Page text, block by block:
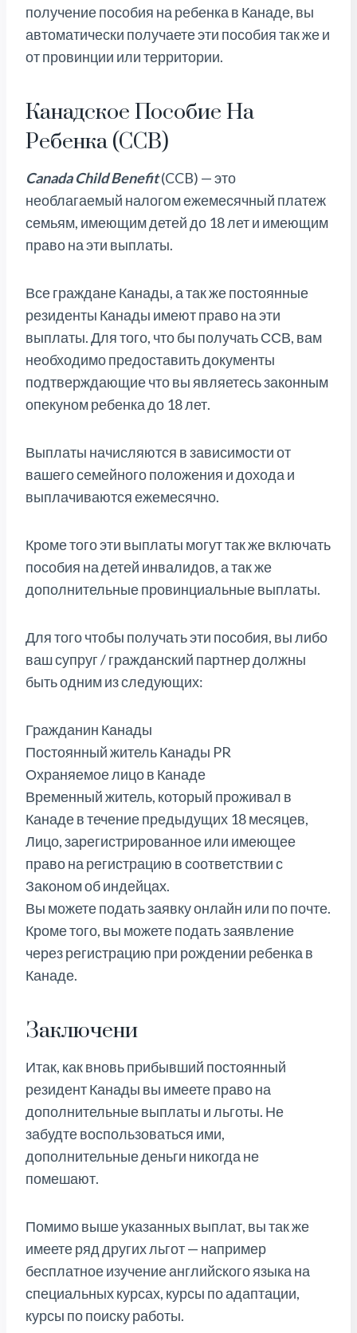
получение пособия на ребенка в Канаде, вы
автоматически получаете эти пособия так же и
от провинции или территории.
Канадское Пособие На
Ребенка (CCB)
Canada Child Benefit(CCB) — это
необлагаемый налогом ежемесячный платеж
семьям, имеющим детей до 18 лет и имеющим
право на эти выплаты.
Все граждане Канады, а так же постоянные
резиденты Канады имеют право на эти
выплаты. Для того, что бы получать ССВ, вам
необходимо предоставить документы
подтверждающие что вы являетесь законным
опекуном ребенка до 18 лет.
Выплаты начисляются в зависимости от
вашего семейного положения и дохода и
выплачиваются ежемесячно.
Кроме того эти выплаты могут так же включать
пособия на детей инвалидов, а так же
дополнительные провинциальные выплаты.
Для того чтобы получать эти пособия, вы либо
ваш супруг / гражданский партнер должны
быть одним из следующих:
Гражданин Канады
Постоянный житель Канады PR
Охраняемое лицо в Канаде
Временный житель, который проживал в
Канаде в течение предыдущих 18 месяцев,
Лицо, зарегистрированное или имеющее
право на регистрацию в соответствии с
Законом об индейцах.
Вы можете подать заявку онлайн или по почте.
Кроме того, вы можете подать заявление
через регистрацию при рождении ребенка в
Канаде.
Заключени
Итак, как вновь прибывший постоянный
резидент Канады вы имеете право на
дополнительные выплаты и льготы. Не
забудте воспользоваться ими,
дополнительные деньги никогда не
помешают.
Помимо выше указанных выплат, вы так же
имеете ряд других льгот — например
бесплатное изучение английского языка на
специальных курсах, курсы по адаптации,
курсы по поиску работы.